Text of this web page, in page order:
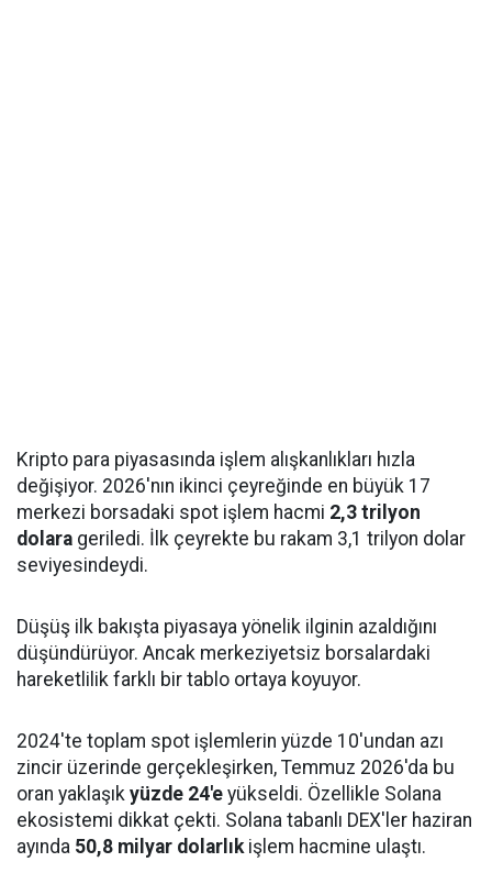
Kripto para piyasasında işlem alışkanlıkları hızla
değişiyor. 2026'nın ikinci çeyreğinde en büyük 17
merkezi borsadaki spot işlem hacmi 2,3 trilyon
dolara geriledi. İlk çeyrekte bu rakam 3,1 trilyon dolar
seviyesindeydi.
Düşüş ilk bakışta piyasaya yönelik ilginin azaldığını
düşündürüyor. Ancak merkeziyetsiz borsalardaki
hareketlilik farklı bir tablo ortaya koyuyor.
2024'te toplam spot işlemlerin yüzde 10'undan azı
zincir üzerinde gerçekleşirken, Temmuz 2026'da bu
oran yaklaşık yüzde 24'e yükseldi. Özellikle Solana
ekosistemi dikkat çekti. Solana tabanlı DEX'ler haziran
ayında 50,8 milyar dolarlıkişlem hacmine ulaştı.